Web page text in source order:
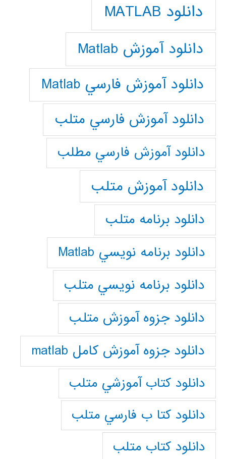
دانلود MATLAB
دانلود آموزش Matlab
دانلود آموزش فارسي Matlab
دانلود آموزش فارسي متلب
دانلود آموزش فارسي مطلب
دانلود آموزش متلب
دانلود برنامه متلب
دانلود برنامه نويسي Matlab
دانلود برنامه نويسي متلب
دانلود جزوه آموزش متلب
دانلود جزوه آموزش کامل matlab
دانلود كتاب آموزشي متلب
دانلود كتا ب فارسي متلب
دانلود كتاب متلب